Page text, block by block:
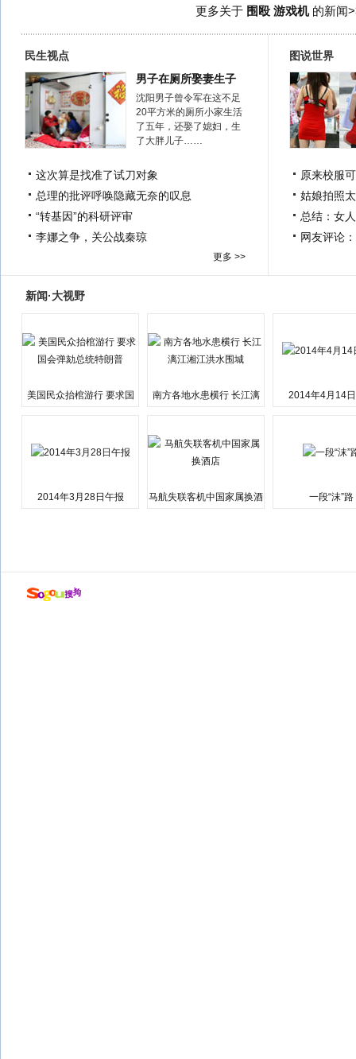
更多关于 围殴 游戏机的新闻
民生视点
男子在厕所娶妻生子
沈阳男子曾令军在这不足
20平方米的厕所小家生活
了五年，还娶了媳妇，生
了大胖儿子……
这次算是找准了试刀对象
总理的批评呼唤隐藏无奈的叹息
“转基因”的科研评审
李娜之争，关公战秦琼
更多 >>
图说世界
原来校服
姑娘拍照
总结：女
网友评论
新闻·大视野
美国民众抬棺游行 要求国
南方各地水患横行 长江漓
2014年4月14
2014年3月28日午报
马航失联客机中国家属换酒
一段“沫”路